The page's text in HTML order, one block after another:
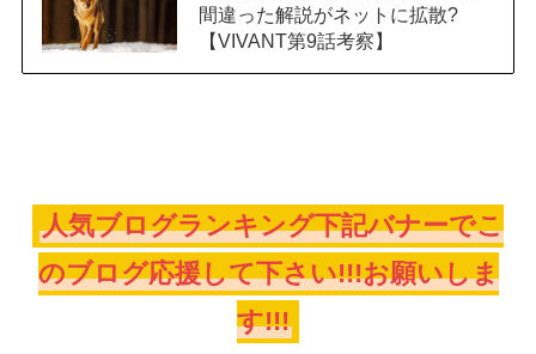
間違った解説がネットに拡散?
【VIVANT第9話考察】
人気ブログランキング下記バナーでこ
のブログ応援して下さい!!!お願いしま
す!!!